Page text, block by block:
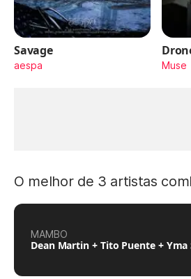
Savage
aespa Muse
O melhor de 3 artistas
MAMBO
Dean Martin + Tito Puente + Yma